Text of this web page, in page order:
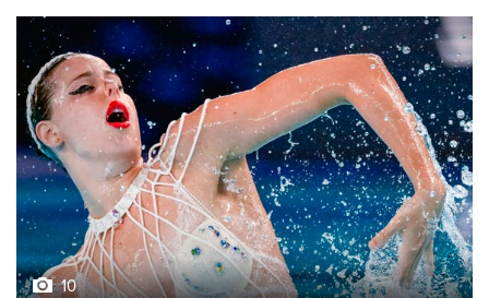
10
Фотохроника 5 августа